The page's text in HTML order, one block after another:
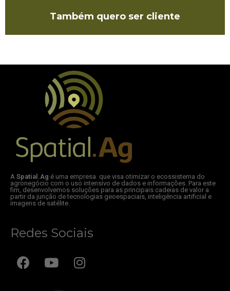
Também quero ser cliente
A Spatial.Ag é uma empresa que visa otimizar o ecossistema do
agronegócio com o uso intensivo de dados e informações. Para este
fim, desenvolvemos soluções para as principais cadeias de valor a
partir da junção de tecnologias geoespaciais, inteligência artificial e
imagens de satélite.
Redes Sociais